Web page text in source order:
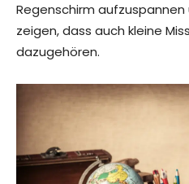
Regenschirm aufzuspannen
zeigen, dass auch kleine
dazugehören.